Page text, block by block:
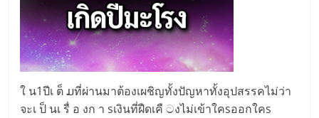
ใ น1ปีเ ต็ ມที่ผ่านมาต้องเผชิญทั้งปัญหาทั้งอุปสรรคไม่ว่า
จะเ ป็ นเ รื่ อ งก า sเงินที่ฝืดเคื ටงไม่เข้าใคsออกใคs